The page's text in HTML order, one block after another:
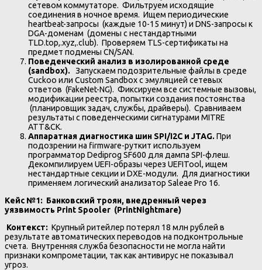
сетевом коммутаторе. Фильтруем исходящие
соединения в ночное время. Ищем периодические
heartbeat-запросы (каждые 10-15 минут) и DNS-запросы к
DGA-доменам (домены с нестандартными
TLD.top,.xyz,.club). Проверяем TLS-сертификаты на
предмет подмены CN/SAN.
Поведенческий анализ в изолированной среде
(sandbox). ️ Запускаем подозрительные файлы в среде
Cuckoo или Custom Sandbox с эмуляцией сетевых
ответов (FakeNet-NG). Фиксируем все системные вызовы,
модификации реестра, попытки создания постоянства
(планировщик задач, службы, драйверы). Сравниваем
результаты с поведенческими сигнатурами MITRE
ATT&CK.
Аппаратная диагностика шин SPI/I2C и JTAG.При
подозрении на firmware-руткит используем
программатор Dediprog SF600 для дампа SPI-флеш.
Декомпилируем UEFI-образы через UEFITool, ищем
нестандартные секции и DXE-модули. Для диагностики
применяем логический анализатор Saleae Pro 16.
Кейс №1: Банковский троян, внедренный через
уязвимость Print Spooler (PrintNightmare)
Контекст: Крупный ритейлер потерял 18 млн рублей в
результате автоматических переводов на подконтрольные
счета. Внутренняя служба безопасности не могла найти
признаки компрометации, так как антивирус не показывал
угроз.